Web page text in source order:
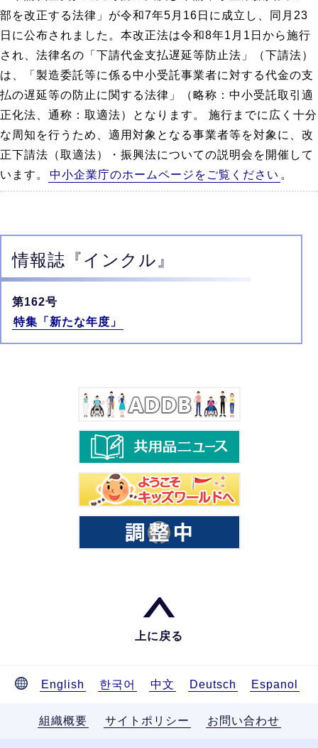
部を改正する法律」が令和7年5月16日に成立し、同月23
日に公布されました。本改正法は令和8年1月1日から施行
され、法律名の「下請代金支払遅延等防止法」（下請法）
は、「製造委託等に係る中小受託事業者に対する代金の支
払の遅延等の防止に関する法律」（略称：中小受託取引適
正化法、通称：取適法）となります。 施行までに広く十分
な周知を行うため、適用対象となる事業者等を対象に、改
正下請法（取適法）・振興法についての説明会を開催して
います。
中小企業庁のホームページをご覧ください 。
情報誌 『インクル』
第162号
特集「新たな年度」
上に戻る
English 한국어 中文 Deutsch Espanol
組織概要 サイトポリシー お問い合わせ